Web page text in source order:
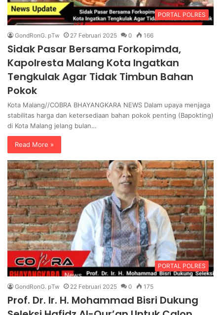
PORTAL POLRES
GondRonG. pTw 27 Februari 2025 0 166
Sidak Pasar Bersama Forkopimda,
Kapolresta Malang Kota Ingatkan
Tengkulak Agar Tidak Timbun Bahan
Pokok
Kota Malang//COBRA BHAYANGKARA NEWS Dalam upaya menjaga
stabilitas harga dan ketersediaan bahan pokok penting (Bapokting)
di Kota Malang jelang bulan…
Read More »
PORTAL POLRES
GondRonG. pTw 22 Februari 2025 0 175
Prof. Dr. Ir. H. Mohammad Bisri Dukung